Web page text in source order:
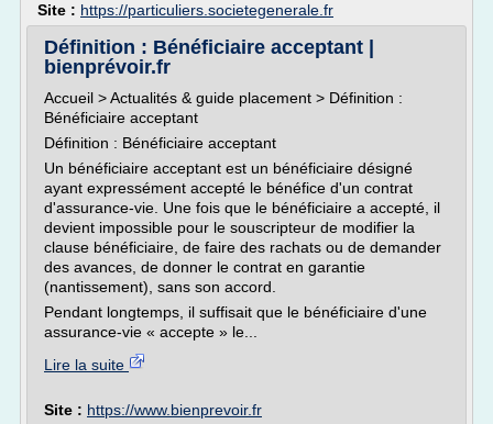
Site : https://particuliers.societegenerale.fr
Définition : Bénéficiaire acceptant |
bienprévoir.fr
Accueil > Actualités & guide placement > Définition :
Bénéficiaire acceptant
Définition : Bénéficiaire acceptant
Un bénéficiaire acceptant est un bénéficiaire désigné
ayant expressément accepté le bénéfice d'un contrat
d'assurance-vie. Une fois que le bénéficiaire a accepté, il
devient impossible pour le souscripteur de modifier la
clause bénéficiaire, de faire des rachats ou de demander
des avances, de donner le contrat en garantie
(nantissement), sans son accord.
Pendant longtemps, il suffisait que le bénéficiaire d'une
assurance-vie « accepte » le...
Lire la suite
Site : https://www.bienprevoir.fr